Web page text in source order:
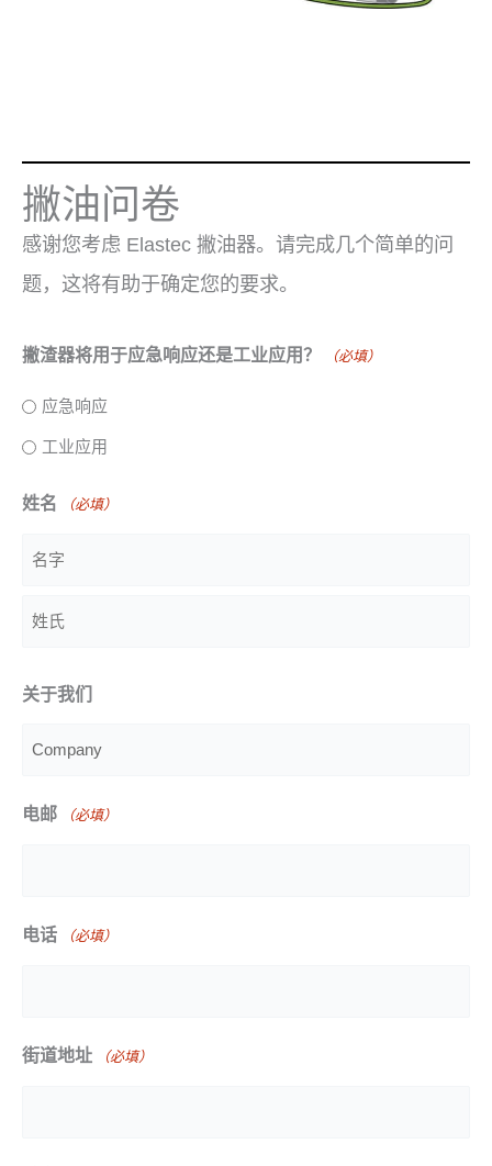
撇油问卷
感谢您考虑 Elastec 撇油器。请完成几个简单的问
题，这将有助于确定您的要求。
撇渣器将用于应急响应还是工业应用？ （必填）
应急响应
工业应用
姓名 （必填）
名
关于我们
电邮 （必填）
电话 （必填）
街道地址 （必填）